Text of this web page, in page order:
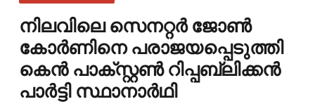
നിലവിലെ സെനറ്റർ ജോൺ
കോർണിനെ പരാജയപ്പെടുത്തി
കെൻ പാക്സ്റ്റൺ റിപ്പബ്ലിക്കൻ
പാർട്ടി സ്ഥാനാർഥി